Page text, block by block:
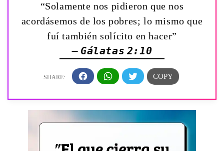
“Solamente nos pidieron que nos
acordásemos de los pobres; lo mismo que
fuí también solícito en hacer”
— Gálatas 2:10